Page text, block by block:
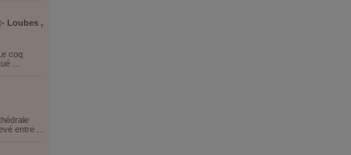
Loubes ,
coq
...
entre ...